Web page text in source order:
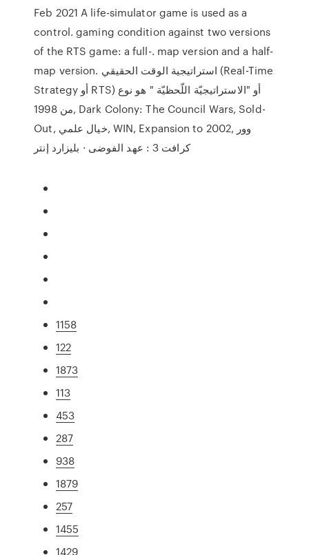
Feb 2021 A life-simulator game is used as a
control. gaming condition against two versions
of the RTS game: a full-. map version and a half-
map version. استراتيجية الوقت الحقيقي (Real-Time
Strategy أو RTS) أو "الاستراتيجيّة اللّحظيّة " هو نوع
من 1998, Dark Colony: The Council Wars, Sold-
Out, خيال علمي, WIN, Expansion to 2002, وور
كرافت 3 : عهد الفوضى · بليزارد إنتر
1158
122
1873
113
453
287
938
1879
257
1455
1429